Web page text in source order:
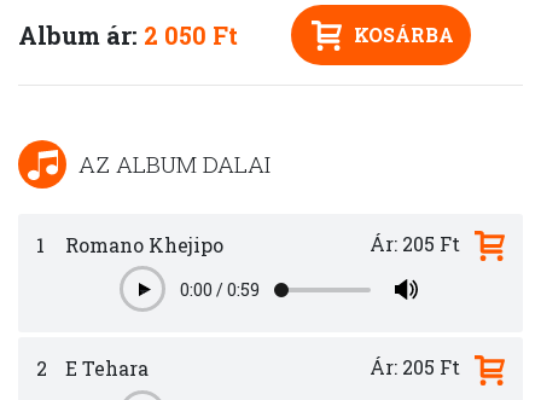
Album ár: 2 050 Ft KOSÁRBA
AZ ALBUM DALAI
1 Romano Khejipo
Play0:00 /0:59
Ár: 205 Ft
2 E Tehara Ár: 205 Ft